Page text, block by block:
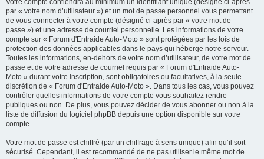
Votre compte contiendra au minimum un identifiant unique (désigné ci-après
par « votre nom d’utilisateur ») et un mot de passe personnel vous permettant
de vous connecter à votre compte (désigné ci-après par « votre mot de
passe ») et une adresse de courriel personnelle. Les informations de votre
compte sur « Forum d'Entraide Auto-Moto » sont protégées par les lois de
protection des données applicables dans le pays qui héberge notre serveur.
Toutes les informations, en-dehors de votre nom d’utilisateur, de votre mot de
passe et de votre adresse de courriel requis par « Forum d'Entraide Auto-
Moto » durant votre inscription, sont obligatoires ou facultatives, à la seule
discrétion de « Forum d'Entraide Auto-Moto ». Dans tous les cas, vous pouvez
contrôler quelles informations de votre compte vous souhaitez rendre
publiques ou non. De plus, vous pouvez décider de vous abonner ou non à la
liste de diffusion du logiciel phpBB depuis une option disponible sur votre
compte.
Votre mot de passe est chiffré (par un chiffrage à sens unique) afin qu’il soit
sécurisé. Cependant, il est recommandé de ne pas utiliser le même mot de